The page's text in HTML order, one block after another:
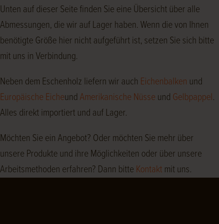
Unten auf dieser Seite finden Sie eine Übersicht über alle
Abmessungen, die wir auf Lager haben. Wenn die von Ihnen
benötigte Größe hier nicht aufgeführt ist, setzen Sie sich bitte
mit uns in Verbindung.
Neben dem Eschenholz liefern wir auch Eichenbalken und
Europäische EicheundAmerikanische Nüsse und Gelbpappel.
Alles direkt importiert und auf Lager.
Möchten Sie ein Angebot? Oder möchten Sie mehr über
unsere Produkte und ihre Möglichkeiten oder über unsere
Arbeitsmethoden erfahren? Dann bitte Kontaktmit uns.